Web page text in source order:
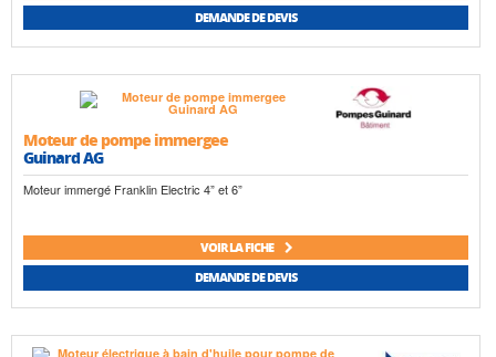
DEMANDE DE DEVIS
Moteur de pompe immergee
Guinard AG
Moteur immergé Franklin Electric 4” et 6”
VOIR LA FICHE
DEMANDE DE DEVIS